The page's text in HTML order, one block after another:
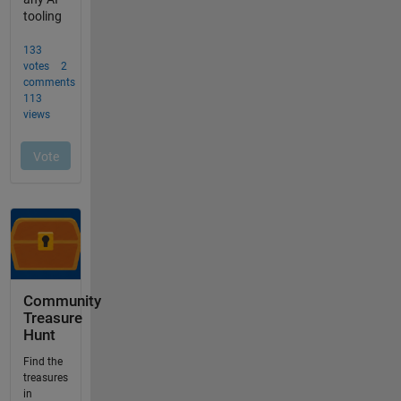
Community
Treasure
Hunt
Find the
treasures
in